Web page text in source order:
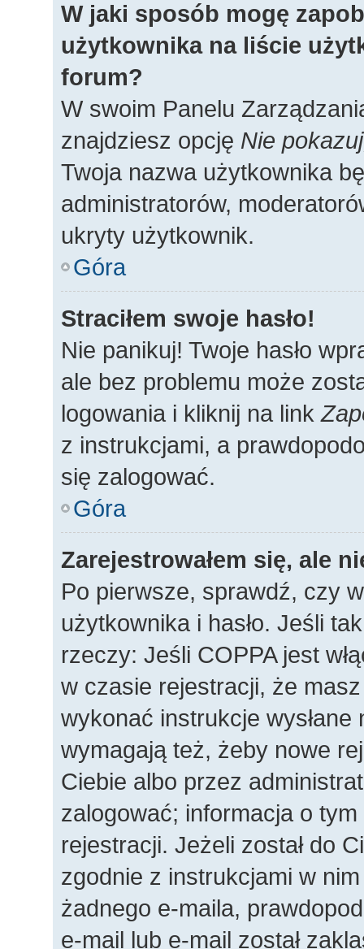
W jaki sposób mogę
użytkownika na liście
forum?
W swoim Panelu
znajdziesz opcję Nie
Twoja nazwa użytkownika
administratorów,
ukryty użytkownik.
Góra
Straciłem swoje hasło!
Nie panikuj! Twoje hasło
ale bez problemu może
logowania i kliknij na link
z instrukcjami, a
się zalogować.
Góra
Zarejestrowałem się, ale
Po pierwsze, sprawdź, czy
użytkownika i hasło. Jeśli
rzeczy: Jeśli COPPA jest
w czasie rejestracji, że
wykonać instrukcje
wymagają też, żeby nowe
Ciebie albo przez
zalogować; informacja o
rejestracji. Jeżeli został do
zgodnie z instrukcjami w
żadnego e-maila,
e-mail lub e-mail został